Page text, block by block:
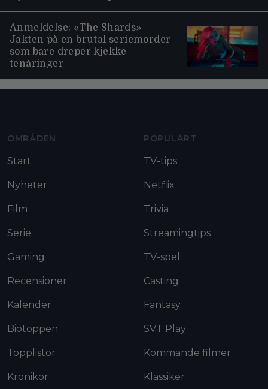
Anmeldelse: «The Shards» –
Jakten på en brutal seriemorder –
som bare dreper kjekke
tenåringer
OMRÅDEN
Start
Nyheter
Film
Serie
Gaming
Recensioner
Kalender
Biotoppen
Topplistor
Krönikor
POPULÄRT
TV-tips
Netflix
Trivia
Streamingtips
TV-spel
Casting
Fantasy
SVT Play
Kommande filmer
Klassiker